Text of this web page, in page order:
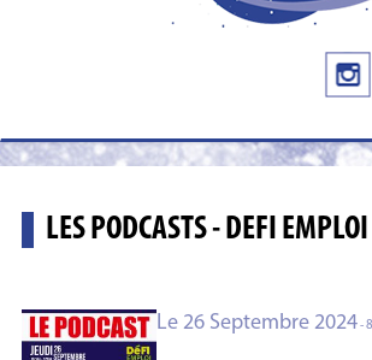
LES PODCASTS - DEFI
Le 26 Septembre 2024-